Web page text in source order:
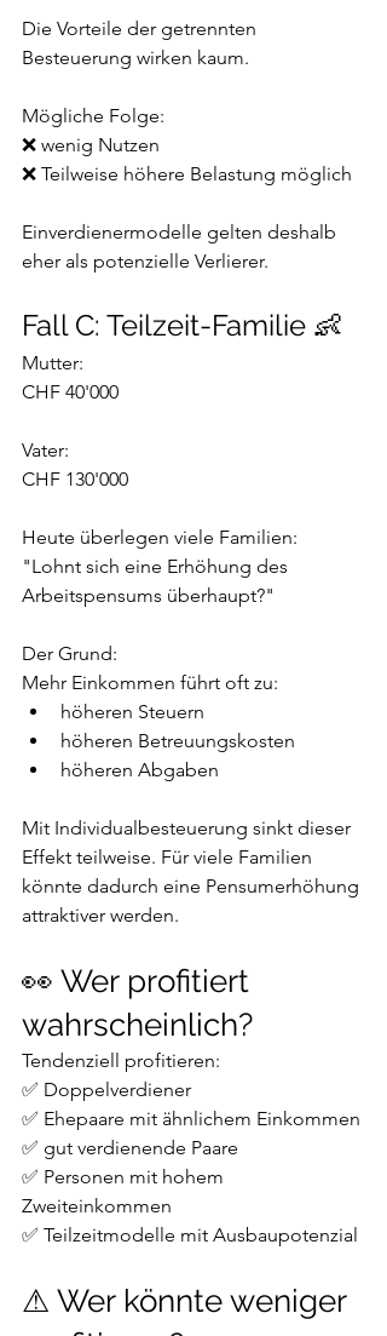
Die Vorteile der getrennten
Besteuerung wirken kaum.
Mögliche Folge:
❌ wenig Nutzen
❌ Teilweise höhere Belastung möglich
Einverdienermodelle gelten deshalb
eher als potenzielle Verlierer.
Fall C: Teilzeit-Familie 👶
Mutter:
CHF 40'000
Vater:
CHF 130'000
Heute überlegen viele Familien:
"Lohnt sich eine Erhöhung des
Arbeitspensums überhaupt?"
Der Grund:
Mehr Einkommen führt oft zu:
höheren Steuern
höheren Betreuungskosten
höheren Abgaben
Mit Individualbesteuerung sinkt dieser
Effekt teilweise. Für viele Familien
könnte dadurch eine Pensumerhöhung
attraktiver werden.
👀 Wer profitiert
wahrscheinlich?
Tendenziell profitieren:
✅ Doppelverdiener
✅ Ehepaare mit ähnlichem Einkommen
✅ gut verdienende Paare
✅ Personen mit hohem
Zweiteinkommen
✅ Teilzeitmodelle mit Ausbaupotenzial
⚠ Wer könnte weniger